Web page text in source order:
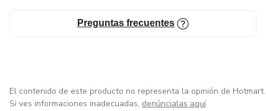
Preguntas frecuentes
El contenido de este producto no representa la opinión de Hotmart.
Si ves informaciones inadecuadas, denúncialas aquí